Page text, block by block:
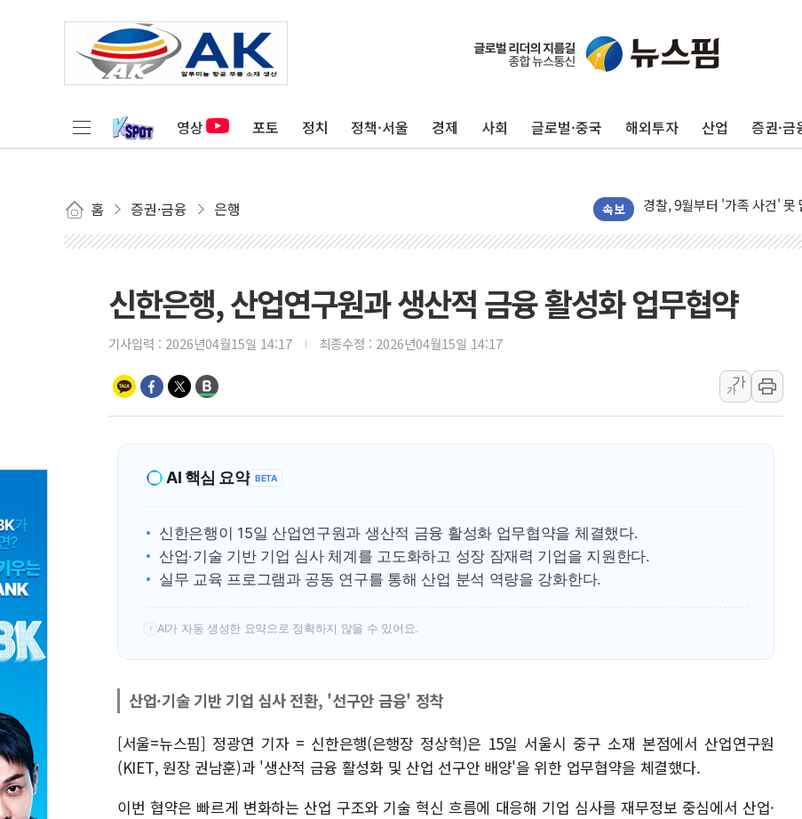
영상 포토 정치 정책·서울 경제 사회 글로벌·중국 해외투자 산업 증권·금
홈 증권·금융 은행 속보
후티 반군, 예멘 정부군과 사
42.5도 역대급 폭염…동물들
포스코홀딩스, 포스코인터
태국 학교서 중학생 총기 난
"文정부 악몽 재현 안돼"...李
신세계사이먼 '대구 프리미
'변기 수리' 집주인에게 흉
워트, 상반기 영업이익 30억원
프롬바이오, 10일 거래 재개
NH농협생명, 농작업 중 온
푸본현대생명, 육군 3군단과
교보생명, '교보K-맞춤건강
벼랑 끝 선 '동전주' 무더기
1순위보다 낮은 특별공급
신한은행, 산업연구원과 생산적 금융 활성화 업무협약
기사입력 : 2026년04월15일 14:17 최종수정 : 2026년04월15일 14:17
가
가
AI 핵심 요약 BETA
신한은행이 15일 산업연구원과 생산적 금융 활성화 업무협약을 체결했다.
산업·기술 기반 기업 심사 체계를 고도화하고 성장 잠재력 기업을 지원한다.
실무 교육 프로그램과 공동 연구를 통해 산업 분석 역량을 강화한다.
! AI가 자동 생성한 요약으로 정확하지 않을 수 있어요.
산업·기술 기반 기업 심사 전환, '선구안 금융' 정착
[서울=뉴스핌] 정광연 기자 = 신한은행(은행장 정상혁)은 15일 서울시 중구 소재 본점에서 산업연구원
(KIET, 원장 권남훈)과 '생산적 금융 활성화 및 산업 선구안 배양'을 위한 업무협약을 체결했다.
이번 협약은 빠르게 변화하는 산업 구조와 기술 혁신 흐름에 대응해 기업 심사를 재무정보 중심에서 산업·